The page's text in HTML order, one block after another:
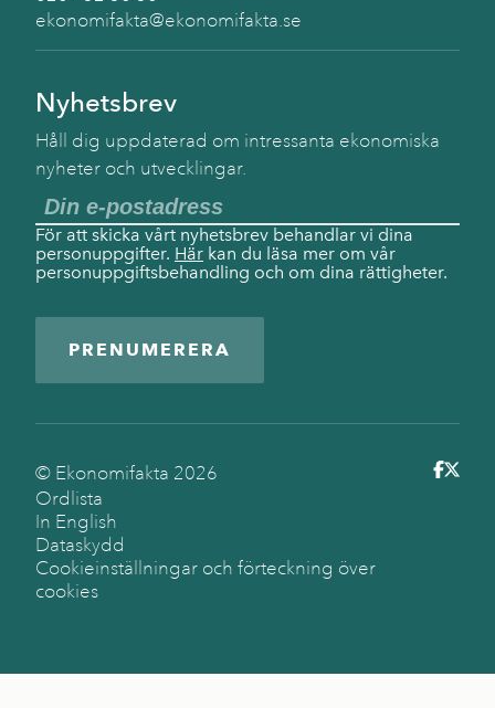
ekonomifakta@ekonomifakta.se
Nyhetsbrev
Håll dig uppdaterad om intressanta ekonomiska
nyheter och utvecklingar.
För att skicka vårt nyhetsbrev behandlar vi dina
personuppgifter. Här kan du läsa mer om vår
personuppgiftsbehandling och om dina rättigheter.
PRENUMERERA
© Ekonomifakta 2026
Ordlista
In English
Dataskydd
Cookieinställningar och förteckning över
cookies